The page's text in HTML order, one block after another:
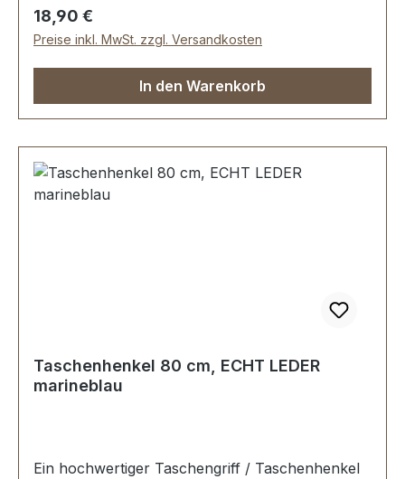
Regulärer Preis:
18,90 €
Preise inkl. MwSt. zzgl. Versandkosten
In den Warenkorb
Taschenhenkel 80 cm, ECHT LEDER
marineblau
Ein hochwertiger Taschengriff / Taschenhenkel